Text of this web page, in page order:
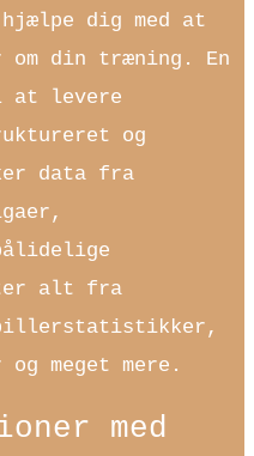
dig med at
din træning. En
at levere
og
data fra
alt fra
meget mere.
med